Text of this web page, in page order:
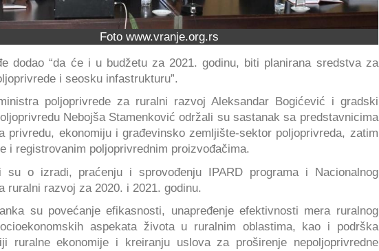
Foto www.vranje.org.rs
dodao “da će i u budžetu za 2021. godinu, biti planirana sredstva za
i seosku infastrukturu”.
poljoprivrede za ruralni razvoj Aleksandar Bogićević i gradski
Nebojša Stamenković održali su sastanak sa predstavnicima
privredu, ekonomiju i građevinsko zemljište-sektor poljoprivreda, zatim
i registrovanim poljoprivrednim proizvođačima.
su o izradi, praćenju i sprovođenju IPARD programa i Nacionalnog
ruralni razvoj za 2020. i 2021. godinu.
su povećanje efikasnosti, unapređenje efektivnosti mera ruralnog
aspekata života u ruralnim oblastima, kao i podrška
ruralne ekonomije i kreiranju uslova za proširenje nepoljoprivredne